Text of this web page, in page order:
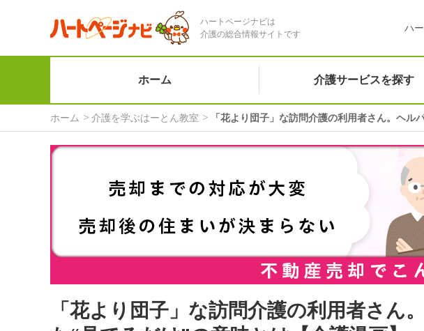
ハートページナビは
介護の総合情報サイトです
ハ
ホーム 介護サービスを探す
ホーム 介護を学ぶはーとん教室 「花より団子」な訪問介護の利用者さん。ヘル
「花より団子」な訪問介護の利用者さん